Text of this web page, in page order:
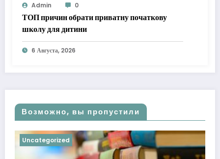
Admin 0
ТОП причин обрати приватну початкову
школу для дитини
6 Августа, 2026
Возможно, вы пропустили
Uncategorized